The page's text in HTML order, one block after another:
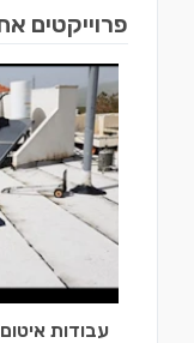
פרוייקטים
עבודות איטום